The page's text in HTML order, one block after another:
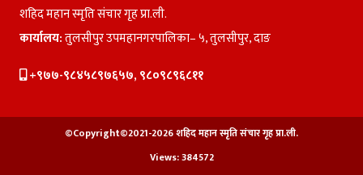
शहिद महान स्मृति संचार गृह प्रा.ली.
कार्यालय:तुलसीपुर उपमहानगरपालिका– ५, तुलसीपुर, दाङ
+९७७-९८४५८९७६५७, ९८०९८९६८११
©Copyright©2021-2026 शहिद महान स्मृति संचार गृह प्रा.ली.
Views:384572